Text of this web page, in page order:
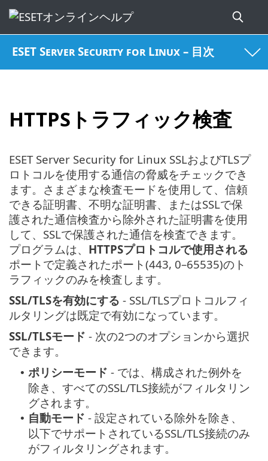
ESET Server Security for Linux – 目次
HTTPSトラフィック検査
ESET Server Security for Linux SSLおよびTLSプ
ロトコルを使用する通信の脅威をチェックでき
ます。さまざまな検査モードを使用して、信頼
できる証明書、不明な証明書、またはSSLで保
護された通信検査から除外された証明書を使用
して、SSLで保護された通信を検査できます。
プログラムは、 HTTPSプロトコルで使用される
ポートで定義されたポート(443, 0–65535)のト
ラフィックのみを検査します。
SSL/TLSを有効にする - SSL/TLSプロトコルフィ
ルタリングは既定で有効になっています。
SSL/TLSモード - 次の2つのオプションから選択
できます。
• ポリシーモード - では、構成された例外を
除き、すべてのSSL/TLS接続がフィルタリン
グされます。
• 自動モード - 設定されている除外を除き、
以下でサポートされているSSL/TLS接続のみ
がフィルタリングされます。